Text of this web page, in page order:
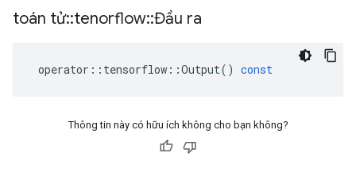
toán tử::tenorflow::Đầu ra
operator :: tensorflow ::Output() const
Thông tin này có hữu ích không cho bạn không?